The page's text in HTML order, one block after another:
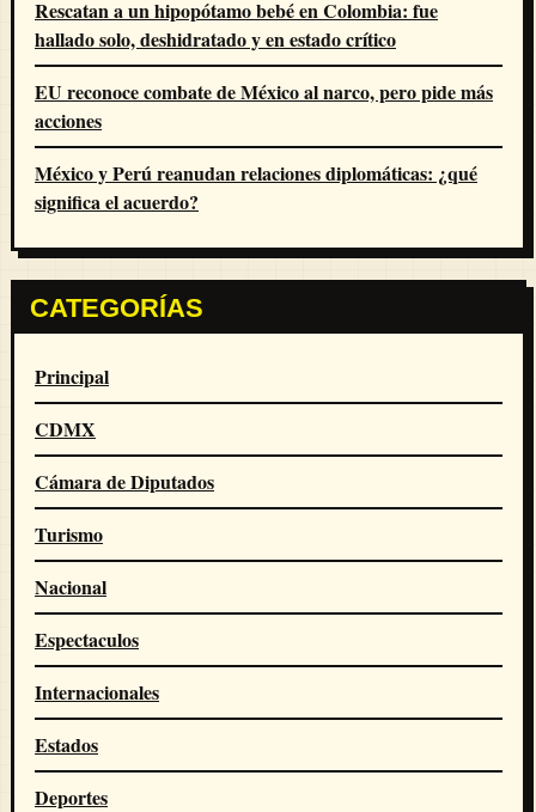
Rescatan a un hipopótamo bebé en Colombia: fue
hallado solo, deshidratado y en estado crítico
EU reconoce combate de México al narco, pero pide más
acciones
México y Perú reanudan relaciones diplomáticas: ¿qué
significa el acuerdo?
CATEGORÍAS
Principal
CDMX
Cámara de Diputados
Turismo
Nacional
Espectaculos
Internacionales
Estados
Deportes